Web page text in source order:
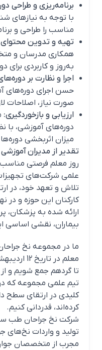
برنامه‌ریزی و طراحی
با توجه به نیازهای
مناسب را طراحی و
تهیه و تدوین محتوای
همکاری مدرسان و
به‌روز و کاربردی برای
اجرا و نظارت بر دوره‌های
حسن اجرای دوره‌های
صورت نیاز، اصلاحات
ارزیابی و بازخوردگیری:
دوره‌های آموزشی، با
میزان اثربخشی دوره‌ها
تقدیر از مدیران آموزشی
روز معلم فرصتی مناسب
علمی شرکت‌های تجهیزات
تلاش و تعهد خود، در
کارکنان این حوزه و در
ارائه شده به پزشکان،
بیماران، نقشی اساسی
ما در مجموعه نخ
تا گردهم جمع شویم و از
تیم علمی مجموعه که
کلیدی در ارتقای سطح
کرده‌اند، قدردانی کنیم.
شرکت نخ جراحان طب
تولید و واردات نخ‌های
مجرب از متخصصان جوان